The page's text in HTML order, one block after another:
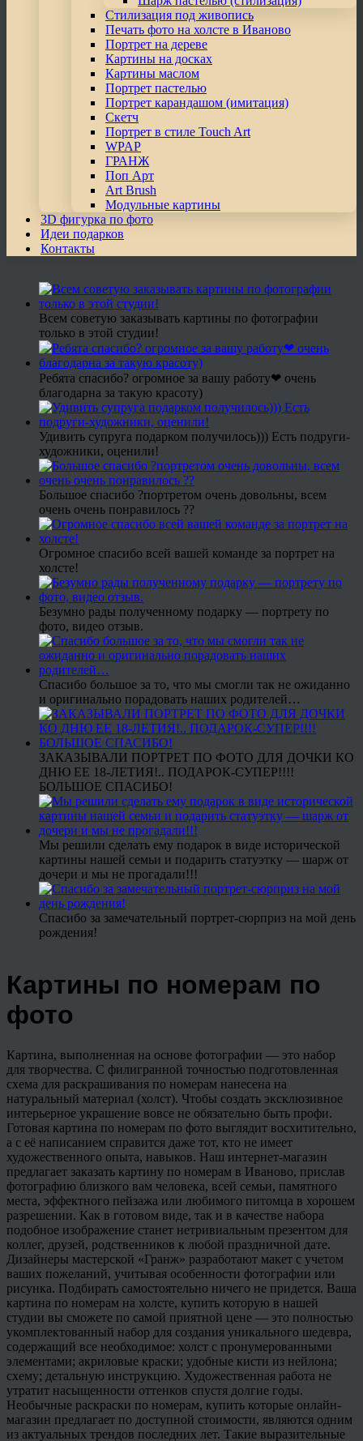
Стилизация под живопись
Печать фото на холсте в Иваново
Портрет на дереве
Картины на досках
Картины маслом
Портрет пастелью
Портрет карандашом (имитация)
Скетч
Портрет в стиле Touch Art
WPAP
ГРАНЖ
Поп Арт
Art Brush
Модульные картины
3D фигурка по фото
Идеи подарков
Контакты
Всем советую заказывать картины по фотографии
только в этой студии!
Ребята спасибо? огромное за вашу работу❤ очень
благодарна за такую красоту)
Удивить супруга подарком получилось))) Есть подруги-
художники, оценили!
Большое спасибо ?портретом очень довольны, всем
очень очень понравилось ??
Огромное спасибо всей вашей команде за портрет на
холсте!
Безумно рады полученному подарку — портрету по
фото, видео отзыв.
Спасибо большое за то, что мы смогли так не ожиданно
и оригинально порадовать наших родителей…
ЗАКАЗЫВАЛИ ПОРТРЕТ ПО ФОТО ДЛЯ ДОЧКИ КО
ДНЮ ЕЕ 18-ЛЕТИЯ!.. ПОДАРОК-СУПЕР!!!!
БОЛЬШОЕ СПАСИБО!
Мы решили сделать ему подарок в виде исторической
картины нашей семьи и подарить статуэтку — шарж от
дочери и мы не прогадали!!!
Спасибо за замечательный портрет-сюрприз на мой день
рождения!
Картины по номерам по
фото
Картина, выполненная на основе фотографии — это набор
для творчества. С филигранной точностью подготовленная
схема для раскрашивания по номерам нанесена на
натуральный материал (холст). Чтобы создать эксклюзивное
интерьерное украшение вовсе не обязательно быть профи.
Готовая картина по номерам по фото выглядит восхитительно,
а с её написанием справится даже тот, кто не имеет
художественного опыта, навыков. Наш интернет-магазин
предлагает заказать картину по номерам в Иваново, прислав
фотографию близкого вам человека, всей семьи, памятного
места, эффектного пейзажа или любимого питомца в хорошем
разрешении. Как в готовом виде, так и в качестве набора
подобное изображение станет нетривиальным презентом для
коллег, друзей, родственников к любой праздничной дате.
Дизайнеры мастерской «Гранж» разработают макет с учетом
ваших пожеланий, учитывая особенности фотографии или
рисунка. Подбирать самостоятельно ничего не придется. Ваша
картина по номерам на холсте, купить которую в нашей
студии вы сможете по самой приятной цене — это полностью
укомплектованный набор для создания уникального шедевра,
содержащий все необходимое: холст с пронумерованными
элементами; акриловые краски; удобные кисти из нейлона;
схему; детальную инструкцию. Художественная работа не
утратит насыщенности оттенков спустя долгие годы.
Необычные раскраски по номерам, купить которые онлайн-
магазин предлагает по доступной стоимости, являются одним
из актуальных трендов последних лет. Такие выразительные